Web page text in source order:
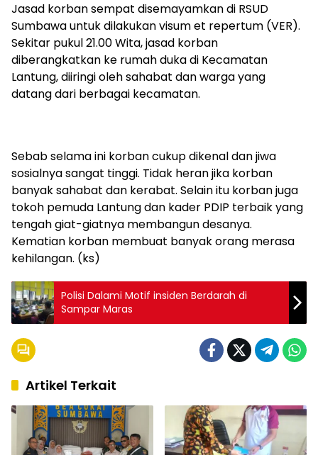
Jasad korban sempat disemayamkan di RSUD
Sumbawa untuk dilakukan visum et repertum (VER).
Sekitar pukul 21.00 Wita, jasad korban
diberangkatkan ke rumah duka di Kecamatan
Lantung, diiringi oleh sahabat dan warga yang
datang dari berbagai kecamatan.
Sebab selama ini korban cukup dikenal dan jiwa
sosialnya sangat tinggi. Tidak heran jika korban
banyak sahabat dan kerabat. Selain itu korban juga
tokoh pemuda Lantung dan kader PDIP terbaik yang
tengah giat-giatnya membangun desanya.
Kematian korban membuat banyak orang merasa
kehilangan. (ks)
Polisi Dalami Motif insiden Berdarah di
Sampar Maras
Artikel Terkait